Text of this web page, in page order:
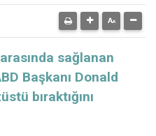
sağlanan
Başkanı Donald
bıraktığını